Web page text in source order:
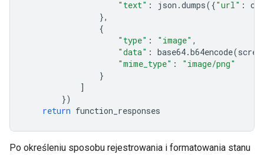
"text" : json .dumps({"url" :
},
{
"type" : "image" ,
"data" : base64.b64encode(
"mime_type" :
"image/png"
}
]
})
return function_responses
Po określeniu sposobu rejestrowania i formatowania stanu